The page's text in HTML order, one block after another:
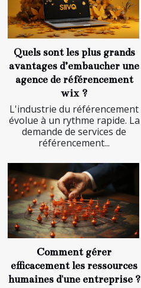
Quels sont les plus grands
avantages d’embaucher une
agence de référencement
wix ?
L'industrie du référencement
évolue à un rythme rapide. La
demande de services de
référencement...
Comment gérer
efficacement les ressources
humaines d'une entreprise ?